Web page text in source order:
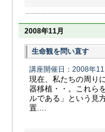
2008年11月
生命観を問い直す
講座開催日：2008年11
現在、私たちの周り
器移植・・。これら
ルである」という見
置....